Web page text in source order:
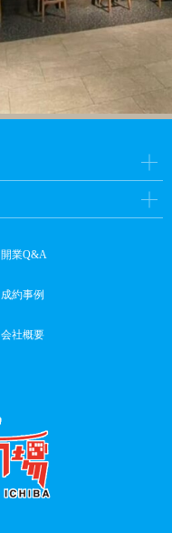
開業Q&A
成約事例
会社概要